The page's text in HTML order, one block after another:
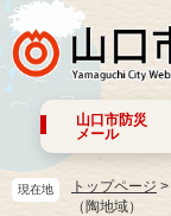
山口市防災
メール
現在地 トップページ >
（陶地域）